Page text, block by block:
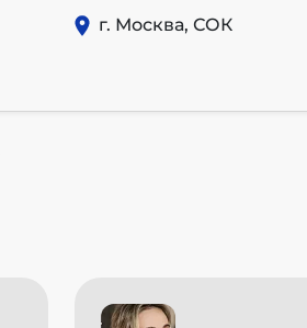
г. Москва, СОК